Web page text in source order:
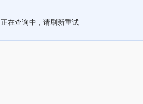
正在查询中，请刷新重试